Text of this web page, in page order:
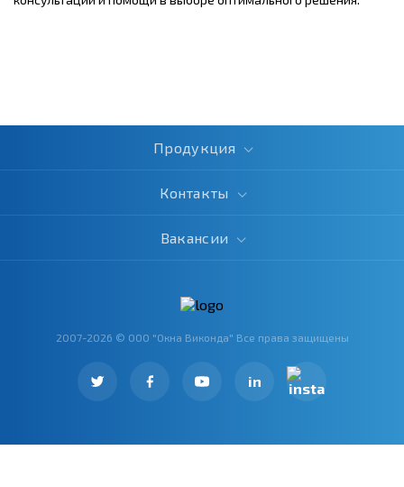
2007-2026 © ООО "Окна Виконда" Все права защищены
in
Продукция
Контакты
Вакансии